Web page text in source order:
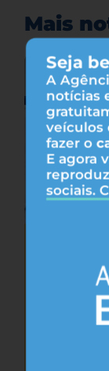
Seja
A
notícias
veículos
fazer o
E agora
sociais.
Mais
Saúde